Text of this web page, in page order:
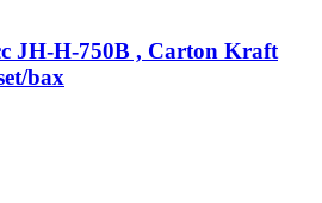
JH-H-750B , Carton Kraft
bax